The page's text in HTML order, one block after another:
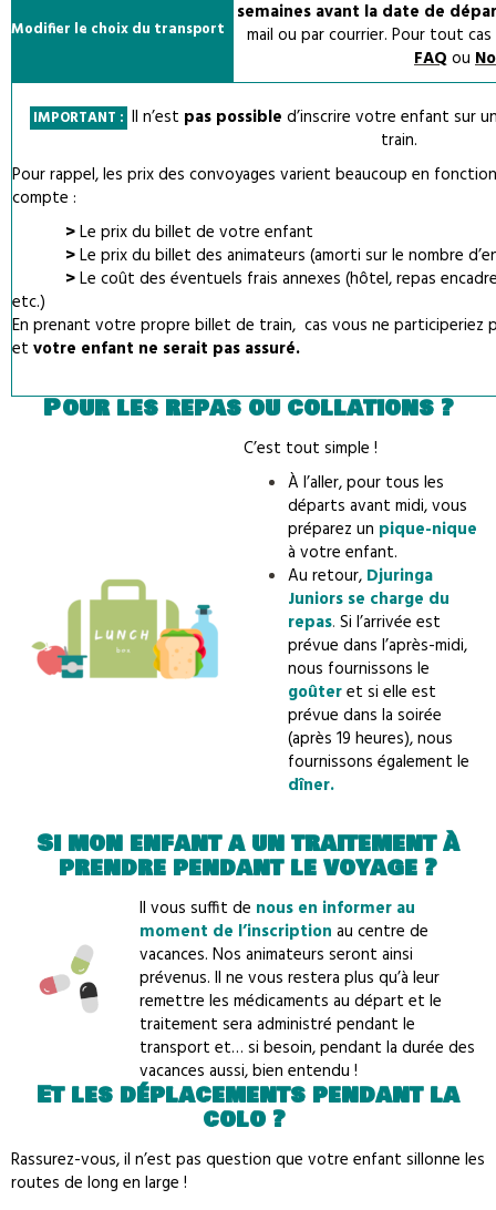
Modifier le choix du transport
semaines avant la date de
mail ou par courrier. Pour tout
FAQou
IMPORTANT : Il n’est pas possible d’inscrire votre enfant sur
train.
Pour rappel, les prix des convoyages varient beaucoup en
compte :
>Le prix du billet de votre enfant
>Le prix du billet des animateurs (amorti sur le nombre
>Le coût des éventuels frais annexes (hôtel, repas
etc.)
En prenant votre propre billet de train, cas vous ne participeriez
et votre enfant ne serait pas assuré.
Pour les repas ou collations ?
C’est tout simple !
À l’aller, pour tous les
départs avant midi, vous
préparez un pique-nique
à votre enfant.
Au retour, Djuringa
Juniors se charge du
repas. Si l’arrivée est
prévue dans l’après-midi,
nous fournissons le
goûteret si elle est
prévue dans la soirée
(après 19 heures), nous
fournissons également le
dîner.
Si mon enfant a un traitement à
prendre pendant le voyage ?
Il vous suffit de nous en informer au
moment de l’inscription au centre de
vacances. Nos animateurs seront ainsi
prévenus. Il ne vous restera plus qu’à leur
remettre les médicaments au départ et le
traitement sera administré pendant le
transport et… si besoin, pendant la durée des
vacances aussi, bien entendu !
Et les déplacements pendant la
colo ?
Rassurez-vous, il n’est pas question que votre enfant sillonne les
routes de long en large !